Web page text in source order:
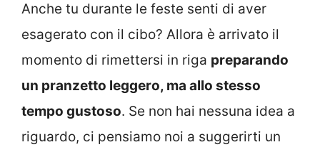
Anche tu durante le feste senti di aver
esagerato con il cibo? Allora è arrivato il
momento di rimettersi in riga preparando
un pranzetto leggero, ma allo stesso
tempo gustoso. Se non hai nessuna idea a
riguardo, ci pensiamo noi a suggerirti un